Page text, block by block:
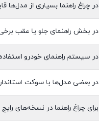
در چراغ راهنما بسیاری از مدل‌ها
در بخش راهنمای جلو یا عقب برخی
در سیستم راهنمای خودرو
در بعضی مدل‌ها با سوکت
برای چراغ راهنما در نسخه‌های